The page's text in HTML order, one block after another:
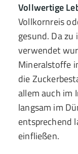
Vollwertige
Vollkornreis
gesund. Da
verwendet
Mineralstoffe
die
allem auch im
langsam im
entsprechend
einfließen.